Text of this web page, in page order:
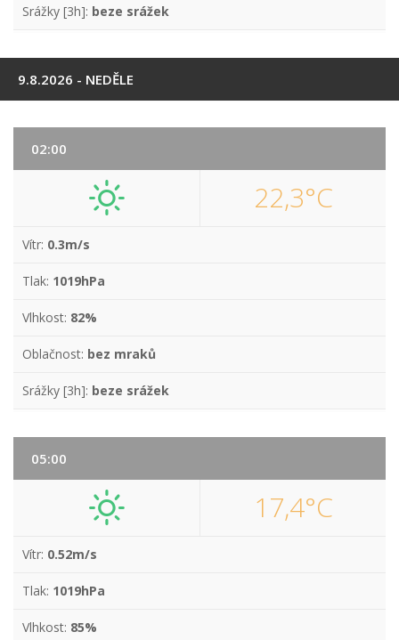
Srážky [3h]: beze srážek
9.8.2026 - NEDĚLE
02:00
22,3°C
Vítr: 0.3m/s
Tlak: 1019hPa
Vlhkost: 82%
Oblačnost: bez mraků
Srážky [3h]: beze srážek
05:00
17,4°C
Vítr: 0.52m/s
Tlak: 1019hPa
Vlhkost: 85%